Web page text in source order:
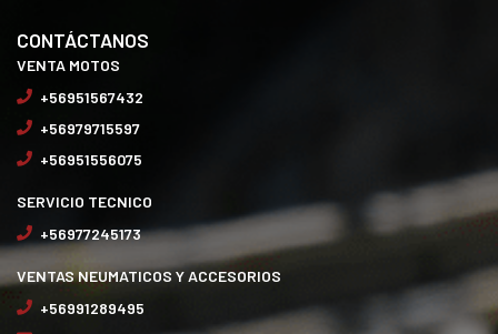
CONTÁCTANOS
VENTA MOTOS
+56951567432
+56979715597
+56951556075
SERVICIO TECNICO
+56977245173
VENTAS NEUMATICOS Y ACCESORIOS
+56991289495